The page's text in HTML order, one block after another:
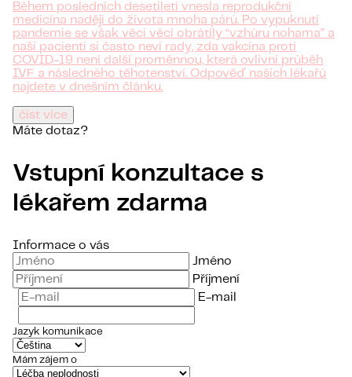
Během posledních desetiletí vnesla reprodukční
medicína naději do života mnoha párů. Po vypuknutí
pandemie se však věci věci obrátily “vzhůru nohama” a
naši pacienti si často neví rady, zda vakcína proti
COVID-19 není další proměnnou, která ovlivní průběh
IVF a následného těhotenství. Odpověď našich lékařů
najdete v dnešním článku.
číst více
Máte dotaz?
Vstupní konzultace s
lékařem zdarma
Informace o vás
Jméno
Příjmení
E-mail
Jazyk komunikace
Mám zájem o